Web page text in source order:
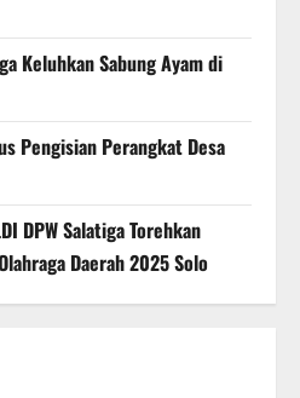
Keluhkan Sabung Ayam di
Pengisian Perangkat Desa
DPW Salatiga Torehkan
Daerah 2025 Solo